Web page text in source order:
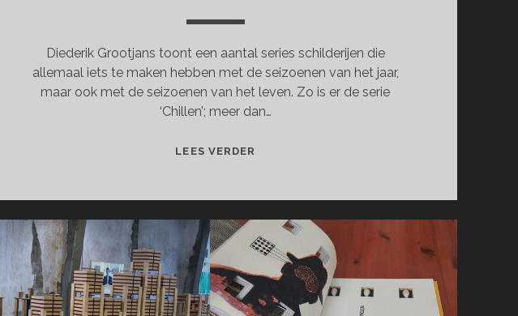
Diederik Grootjans toont een aantal series schilderijen die
allemaal iets te maken hebben met de seizoenen van het jaar,
maar ook met de seizoenen van het leven. Zo is er de serie
‘Chillen’; meer dan…
LEES VERDER